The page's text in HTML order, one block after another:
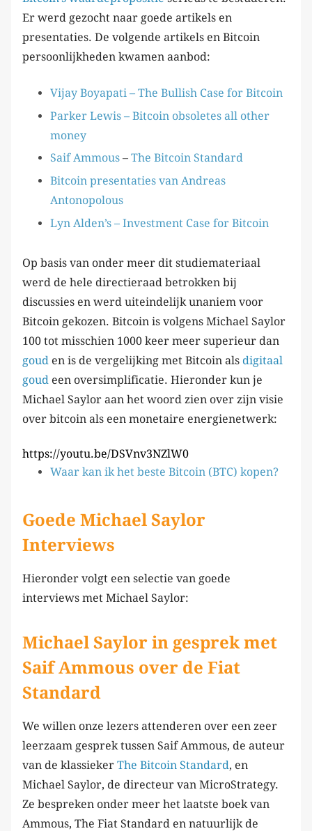
Er werd gezocht naar goede artikels en
presentaties. De volgende artikels en Bitcoin
persoonlijkheden kwamen aanbod:
Vijay Boyapati – The Bullish Case for Bitcoin
Parker Lewis – Bitcoin obsoletes all other
money
SaifAmmous – The Bitcoin Standard
Bitcoin presentaties van Andreas
Antonopolous
Lyn Alden’s – Investment Case for Bitcoin
Op basis van onder meer dit studiemateriaal
werd de hele directieraad betrokken bij
discussies en werd uiteindelijk unaniem voor
Bitcoin gekozen. Bitcoin is volgens Michael Saylor
100 tot misschien 1000 keer meer superieur dan
goud en is de vergelijking met Bitcoin als digitaal
goud een oversimplificatie. Hieronder kun je
Michael Saylor aan het woord zien over zijn visie
over bitcoin als een monetaire energienetwerk:
https://youtu.be/DSVnv3NZlW0
Waar kan ik het beste Bitcoin (BTC) kopen?
Goede Michael Saylor
Interviews
Hieronder volgt een selectie van goede
interviews met Michael Saylor:
Michael Saylor in gesprek met
Saif Ammous over de Fiat
Standard
We willen onze lezers attenderen over een zeer
leerzaam gesprek tussen Saif Ammous, de auteur
van de klassieker The Bitcoin Standard, en
Michael Saylor, de directeur van MicroStrategy.
Ze bespreken onder meer het laatste boek van
Ammous, The Fiat Standard en natuurlijk de